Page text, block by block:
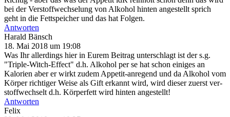
bei der Verstoffwechselung von Alkohol hinten angestellt sprich
geht in die Fettspeicher und das hat Folgen.
Antworten
Harald Bänsch
18. Mai 2018 um 19:08
Was Ihr allerdings hier in Eurem Beitrag unterschlagt ist der s.g.
"Triple-Witch-Effect" d.h. Alkohol per se hat schon einiges an
Kalorien aber er wirkt zudem Appetit-anregend und da Alkohol vom
Körper richtiger Weise als Gift erkannt wird, wird dieser zuerst ver-
stoffwechselt d.h. Körperfett wird hinten angestellt!
Antworten
Felix